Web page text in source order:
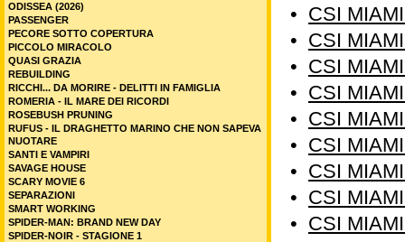
• CSI
• CSI
• CSI
• CSI
• CSI
• CSI
• CSI
• CSI
• CSI
ODISSEA (2026)
PASSENGER
PECORE SOTTO COPERTURA
PICCOLO MIRACOLO
QUASI GRAZIA
REBUILDING
RICCHI... DA MORIRE - DELITTI IN FAMIGLIA
ROMERIA - IL MARE DEI RICORDI
ROSEBUSH PRUNING
RUFUS - IL DRAGHETTO MARINO CHE NON SAPEVA
NUOTARE
SANTI E VAMPIRI
SAVAGE HOUSE
SCARY MOVIE 6
SEPARAZIONI
SMART WORKING
SPIDER-MAN: BRAND NEW DAY
SPIDER-NOIR - STAGIONE 1